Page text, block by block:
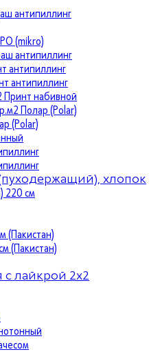
антипиллинг
(mikro)
антипиллинг
антипиллинг
антипиллинг
набивной
Полар (Polar)
(Polar)
хлопок
220 см
(Пакистан)
(Пакистан)
с лайкрой 2х2